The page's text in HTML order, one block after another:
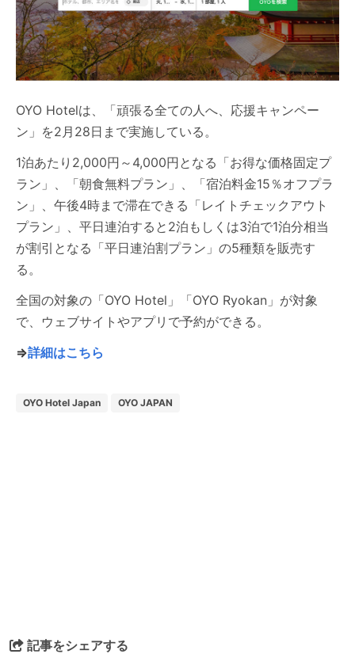
OYO Hotelは、「頑張る全ての人へ、応援キャンペー
ン」を2月28日まで実施している。
1泊あたり2,000円～4,000円となる「お得な価格固定プ
ラン」、「朝食無料プラン」、「宿泊料金15％オフプラ
ン」、午後4時まで滞在できる「レイトチェックアウト
プラン」、平日連泊すると2泊もしくは3泊で1泊分相当
が割引となる「平日連泊割プラン」の5種類を販売す
る。
全国の対象の「OYO Hotel」「OYO Ryokan」が対象
で、ウェブサイトやアプリで予約ができる。
⇒詳細はこちら
OYO Hotel Japan OYO JAPAN
記事をシェアする